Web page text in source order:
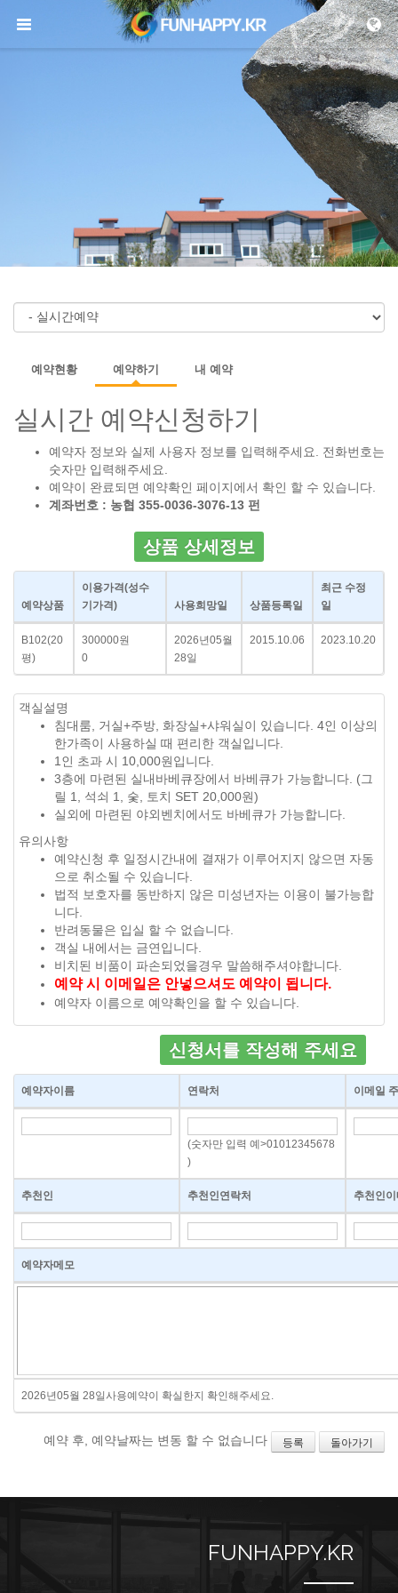
메뉴 건너뛰기
예약현황 예약하기 내 예약
실시간 예약신청하기
예약자 정보와 실제 사용자 정보를 입력해주세요. 전화번호는
숫자만 입력해주세요.
예약이 완료되면 예약확인 페이지에서 확인 할 수 있습니다.
계좌번호 : 농협 355-0036-3076-13 펀
상품 상세정보
예약상품
이용가격(성수
기가격)
사용희망일 상품등록일
최근 수정
일
B102(20
평)
300000원
0
2026년05월
28일
2015.10.06 2023.10.20
객실설명
침대룸, 거실+주방, 화장실+샤워실이 있습니다. 4인 이상의
한가족이 사용하실 때 편리한 객실입니다.
1인 초과 시 10,000원입니다.
3층에 마련된 실내바베큐장에서 바베큐가 가능합니다. (그
릴 1, 석쇠 1, 숯, 토치 SET 20,000원)
실외에 마련된 야외벤치에서도 바베큐가 가능합니다.
유의사항
예약신청 후 일정시간내에 결재가 이루어지지 않으면 자동
으로 취소될 수 있습니다.
법적 보호자를 동반하지 않은 미성년자는 이용이 불가능합
니다.
반려동물은 입실 할 수 없습니다.
객실 내에서는 금연입니다.
비치된 비품이 파손되었을경우 말씀해주셔야합니다.
예약 시 이메일은 안넣으셔도 예약이 됩니다.
예약자 이름으로 예약확인을 할 수 있습니다.
신청서를 작성해 주세요
예약자이름 연락처 이메일
(숫자만 입력 예>01012345678
)
추천인 추천인연락처 추천인
예약자메모
2026년05월 28일사용예약이 확실한지 확인해주세요.
예약 후, 예약날짜는 변동 할 수 없습니다 등록 돌아가기
FUNHAPPY.KR